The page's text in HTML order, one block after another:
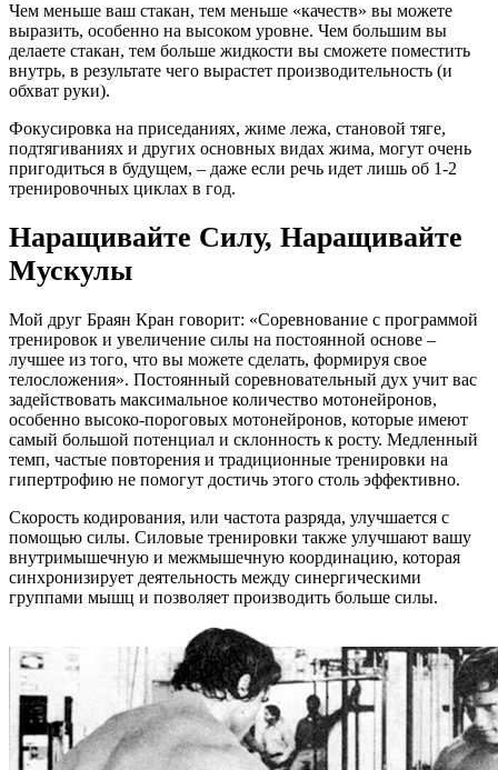
Чем меньше ваш стакан, тем меньше «качеств» вы можете
выразить, особенно на высоком уровне. Чем большим вы
делаете стакан, тем больше жидкости вы сможете поместить
внутрь, в результате чего вырастет производительность (и
обхват руки).
Фокусировка на приседаниях, жиме лежа, становой тяге,
подтягиваниях и других основных видах жима, могут очень
пригодиться в будущем, – даже если речь идет лишь об 1-2
тренировочных циклах в год.
Наращивайте Силу, Наращивайте
Мускулы
Мой друг Браян Кран говорит: «Соревнование с программой
тренировок и увеличение силы на постоянной основе –
лучшее из того, что вы можете сделать, формируя свое
телосложения». Постоянный соревновательный дух учит вас
задействовать максимальное количество мотонейронов,
особенно высоко-пороговых мотонейронов, которые имеют
самый большой потенциал и склонность к росту. Медленный
темп, частые повторения и традиционные тренировки на
гипертрофию не помогут достичь этого столь эффективно.
Скорость кодирования, или частота разряда, улучшается с
помощью силы. Силовые тренировки также улучшают вашу
внутримышечную и межмышечную координацию, которая
синхронизирует деятельность между синергическими
группами мышц и позволяет производить больше силы.